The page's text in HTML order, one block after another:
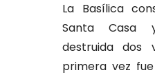
La Basílica
Santa Casa
destruida dos
primera vez fue